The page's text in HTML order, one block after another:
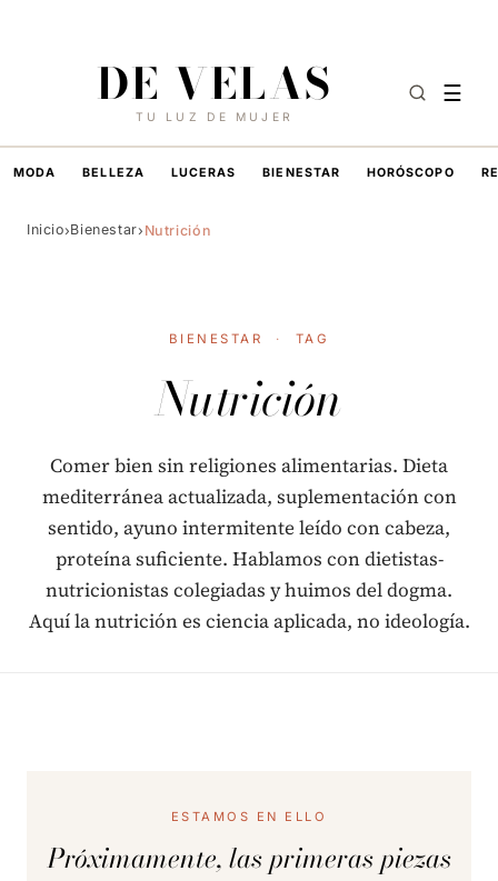
DE VELAS
TU LUZ DE MUJER
☰
MODA BELLEZA LUCERAS BIENESTAR HORÓSCOPO
Inicio›Bienestar› Nutrición
BIENESTAR · TAG
Nutrición
Comer bien sin religiones alimentarias. Dieta
mediterránea actualizada, suplementación con
sentido, ayuno intermitente leído con cabeza,
proteína suficiente. Hablamos con dietistas-
nutricionistas colegiadas y huimos del dogma.
Aquí la nutrición es ciencia aplicada, no ideología.
ESTAMOS EN ELLO
Próximamente, las primeras piezas